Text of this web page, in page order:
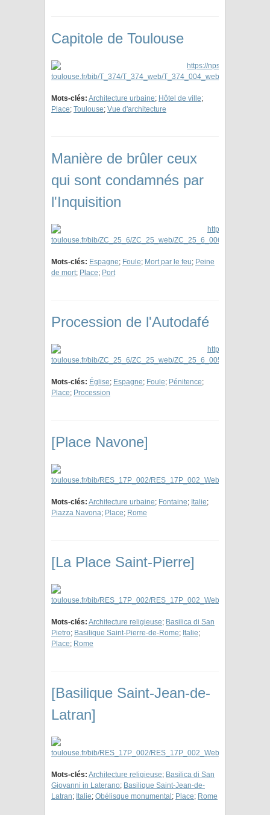
Capitole de Toulouse
Mots-clés: Architecture urbaine; Hôtel de ville;
Place; Toulouse; Vue d'architecture
Manière de brûler ceux
qui sont condamnés par
l'Inquisition
Mots-clés: Espagne; Foule; Mort par le feu; Peine
de mort; Place; Port
Procession de l'Autodafé
Mots-clés: Église; Espagne; Foule; Pénitence;
Place; Procession
[Place Navone]
Mots-clés: Architecture urbaine; Fontaine; Italie;
Piazza Navona; Place; Rome
[La Place Saint-Pierre]
Mots-clés: Architecture religieuse; Basilica di San
Pietro; Basilique Saint-Pierre-de-Rome; Italie;
Place; Rome
[Basilique Saint-Jean-de-
Latran]
Mots-clés: Architecture religieuse; Basilica di San
Giovanni in Laterano; Basilique Saint-Jean-de-
Latran; Italie; Obélisque monumental ; Place; Rome